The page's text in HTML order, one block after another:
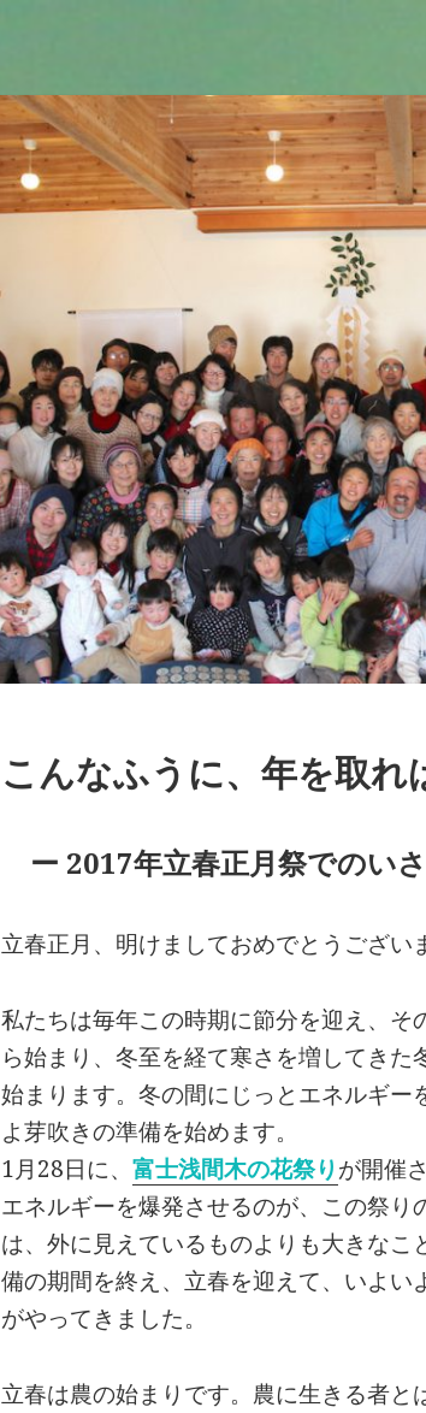
こんなふうに、年を取れ
ー 2017年立春正月祭でのい
立春正月、明けましておめでとうござい
私たちは毎年この時期に節分を迎え、
ら始まり、冬至を経て寒さを増してき
始まります。冬の間にじっとエネルギー
よ芽吹きの準備を始めます。
1月28日に、富士浅間木の花祭りが開催
エネルギーを爆発させるのが、この祭
は、外に見えているものよりも大きな
備の期間を終え、立春を迎えて、いよ
がやってきました。
立春は農の始まりです。農に生きる者